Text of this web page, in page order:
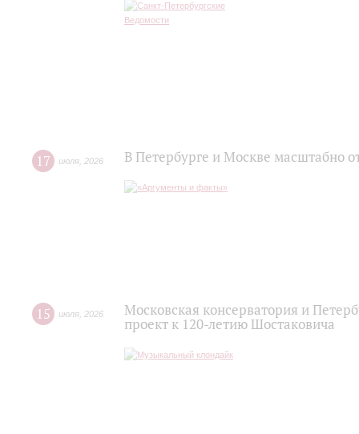
17 июля 2026 В Петербурге и Москве масштабно
15 июля 2026
Московская консерватория и
проект к 120-летию Шостаковича